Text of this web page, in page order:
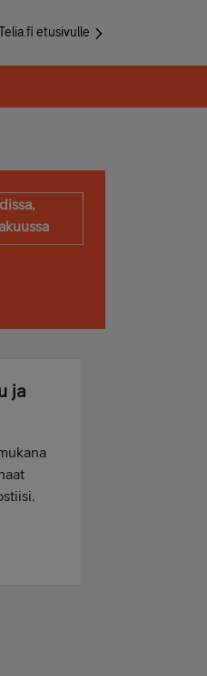
etusivulle
ja